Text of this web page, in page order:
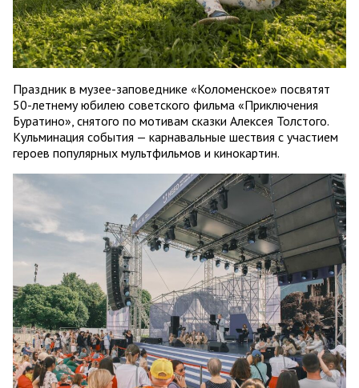
Праздник в музее-заповеднике «Коломенское» посвятят
50-летнему юбилею советского фильма «Приключения
Буратино», снятого по мотивам сказки Алексея Толстого.
Кульминация события — карнавальные шествия с участием
героев популярных мультфильмов и кинокартин.